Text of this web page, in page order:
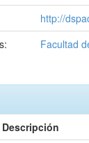
http://
Facultad
Descripción